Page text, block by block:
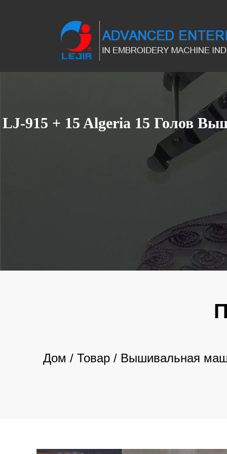
LJ-915 + 15 Algeria 15 Голов
Дом / Товар / Вышивальная